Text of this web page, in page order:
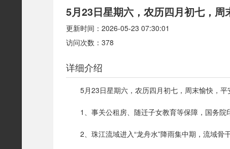
5月23日星期六，农历四月初七，周
更新时间：2026-05-23 07:30:01
访问次数：378
详细介绍
5月23日星期六，农历四月初七，周末愉快，平
1、事关公租房、随迁子女教育等保障，国务院
2、珠江流域进入“龙舟水”降雨集中期，流域骨